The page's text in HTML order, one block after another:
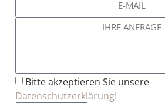
Bitte akzeptieren Sie unsere
Datenschutzerklärung!